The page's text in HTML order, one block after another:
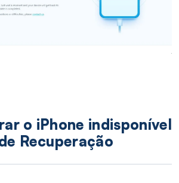
o iPhone indisponível
Recuperação